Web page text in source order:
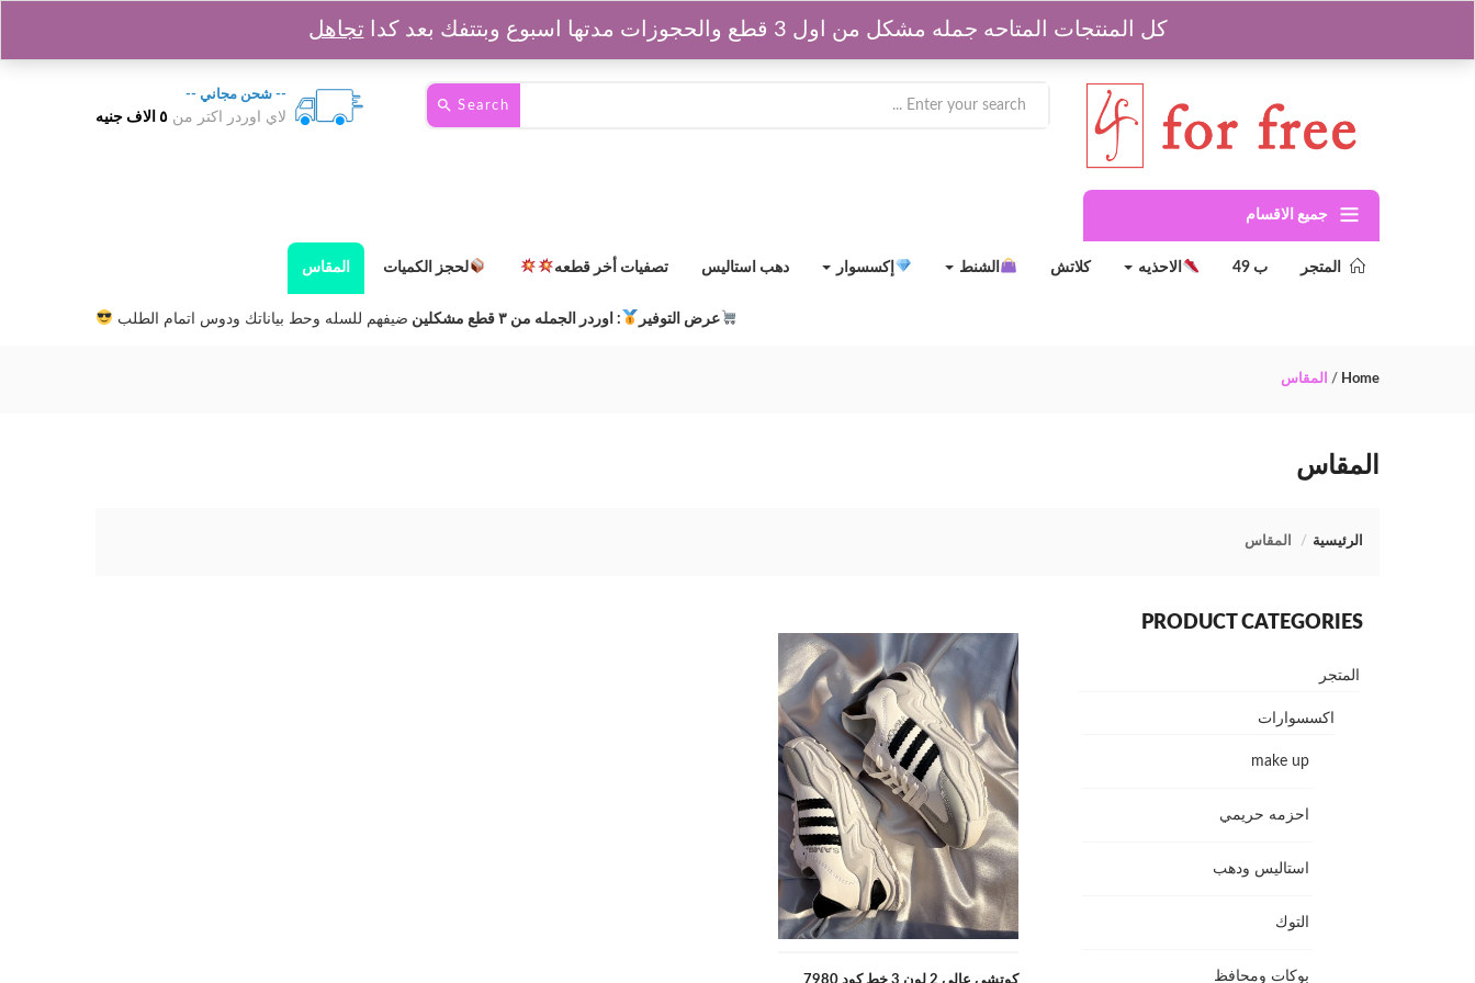
Sign up
Search
-- شحن مجاني --
لاي اوردر اكتر من ٥ الاف جنيه
جميع الاقسام
المتجر ب 49 الاحذيه كلاتش الشنط إكسسوار دهب استاليس تصفيات أخر قطعه لحجز الكميات المقاس
عرض التوفير : اوردر الجمله من ٣ قطع مشكلين ضيفهم للسله وحط بياناتك ودوس اتمام الطلب
Home
/ المقاس
المقاس
الرئيسية المقاس
PRODUCT CATEGORIES
المتجر
اكسسوارات
make up
احزمه حريمي
استاليس ودهب
التوك
بوكات ومحافظ
كل المنتجات المتاحه جمله مشكل من اول 3 قطع والحجوزات مدتها اسبوع وبتتفك بعد كدا تجاهل